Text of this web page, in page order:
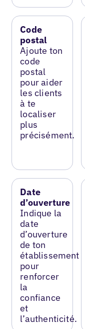
Code
postal
Ajoute ton
code
postal
pour aider
les clients
à te
localiser
plus
précisément.
Date
d’ouverture
Indique la
date
d’ouverture
de ton
établissement
pour
renforcer
la
confiance
et
l’authenticité.